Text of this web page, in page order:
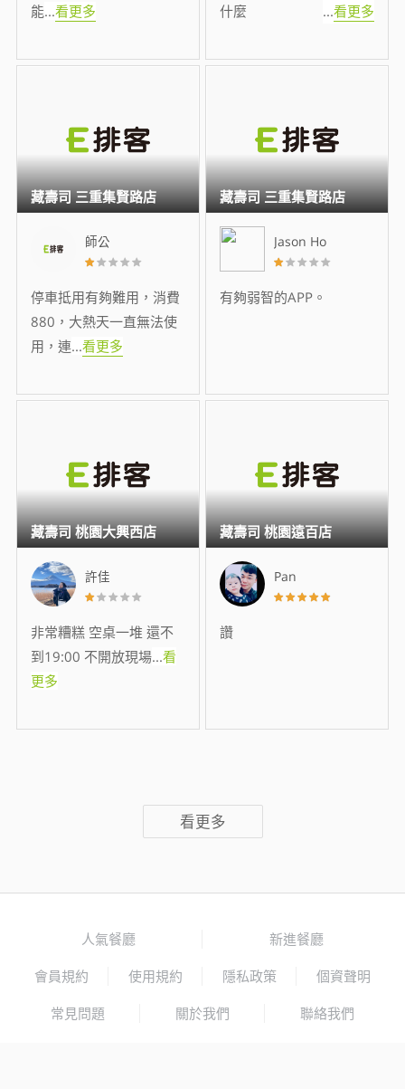
能...看更多
什麼
...看更多
師公
停車抵用有夠難用，消費
880，大熱天一直無法使
用，連...看更多
藏壽司 三重集賢路店
Jason Ho
有夠弱智的APP。
藏壽司 三重集賢路店
許佳
非常糟糕 空桌一堆 還不
到19:00 不開放現場...看
更多
藏壽司 桃園大興西店
Pan
讚
藏壽司 桃園遠百店
看更多
人氣餐廳 新進餐廳
會員規約 使用規約 隱私政策 個資聲明
常見問題 關於我們 聯絡我們